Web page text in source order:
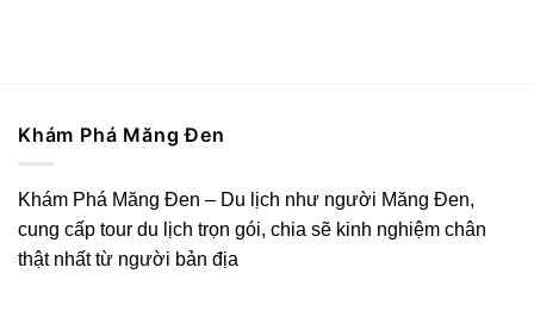
Khám Phá Măng Đen
Khám Phá Măng Đen – Du lịch như người Măng Đen,
cung cấp tour du lịch trọn gói, chia sẽ kinh nghiệm chân
thật nhất từ người bản địa